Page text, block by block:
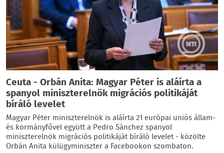
Ceuta - Orbán Anita: Magyar Péter is aláírta a
spanyol miniszterelnök migrációs politikáját
bíráló levelet
Magyar Péter miniszterelnök is aláírta 21 európai uniós állam-
és kormányfővel együtt a Pedro Sánchez spanyol
miniszterelnök migrációs politikáját bíráló levelet - közölte
Orbán Anita külügyminiszter a Facebookon szombaton.